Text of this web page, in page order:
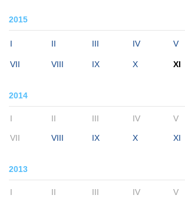
2015
I II III IV V
VII VIII IX X XI
2014
I II III IV V
VII VIII IX X XI
2013
I II III IV V